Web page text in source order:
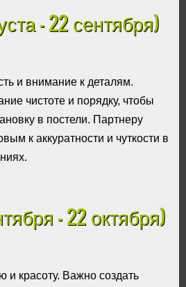
- 22 сентября)
и внимание к деталям.
чистоте и порядку, чтобы
в постели. Партнеру
к аккуратности и чуткости в
- 22 октября)
и красоту. Важно создать